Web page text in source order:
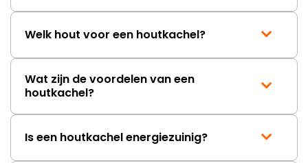
Welk hout voor een houtkachel?
Wat zijn de voordelen van een
houtkachel?
Is een houtkachel energiezuinig?